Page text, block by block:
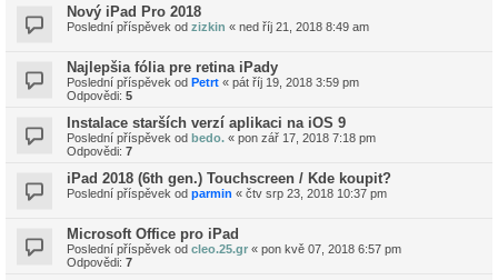
Nový iPad Pro 2018
Poslední příspěvek od zizkin « ned říj 21, 2018 8:49 am
Najlepšia fólia pre retina iPady
Poslední příspěvek od Petrt « pát říj 19, 2018 3:59 pm
Odpovědi: 5
Instalace starších verzí aplikaci na iOS 9
Poslední příspěvek od bedo. « pon zář 17, 2018 7:18 pm
Odpovědi: 7
iPad 2018 (6th gen.) Touchscreen / Kde koupit?
Poslední příspěvek od parmin « čtv srp 23, 2018 10:37 pm
Microsoft Office pro iPad
Poslední příspěvek od cleo.25.gr « pon kvě 07, 2018 6:57 pm
Odpovědi: 7